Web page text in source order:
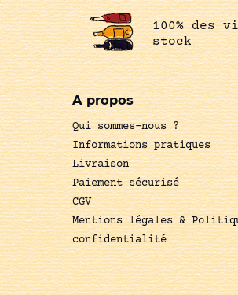
100% des
stock
A propos
Qui sommes-nous ?
Informations pratiques
Livraison
Paiement sécurisé
CGV
Mentions légales &
confidentialité